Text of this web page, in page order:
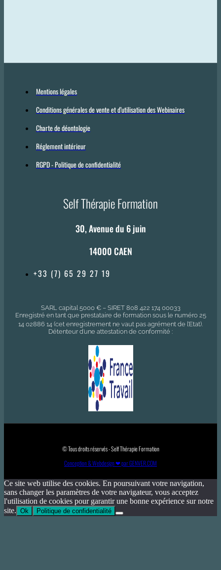
Mentions légales
Conditions générales de vente et d’utilisation des Webinaires
Charte de déontologie
Réglement intérieur
RGPD - Politique de confidentialité
Self Thérapie Formation
30, Avenue du 6 juin
14000 CAEN
+33 (7) 65 29 27 19
SARL capital 5000 € – SIRET 808 422 174 00033
Enregistré en tant que prestataire de formation sous le numéro 25
14 02886 14 (cet enregistrement ne vaut pas agrément de l’Etat).
Détenteur d’une attestation de conformité :
© Tous droits réservés - Self Thérapie Formation
Conception & Webdesign ❤ par GENVER.COM
Ce site web utilise des cookies. En poursuivant votre navigation,
sans changer les paramètres de votre navigateur, vous acceptez
l'utilisation de cookies pour garantir une bonne expérience sur notre
site. Ok Politique de confidentialité